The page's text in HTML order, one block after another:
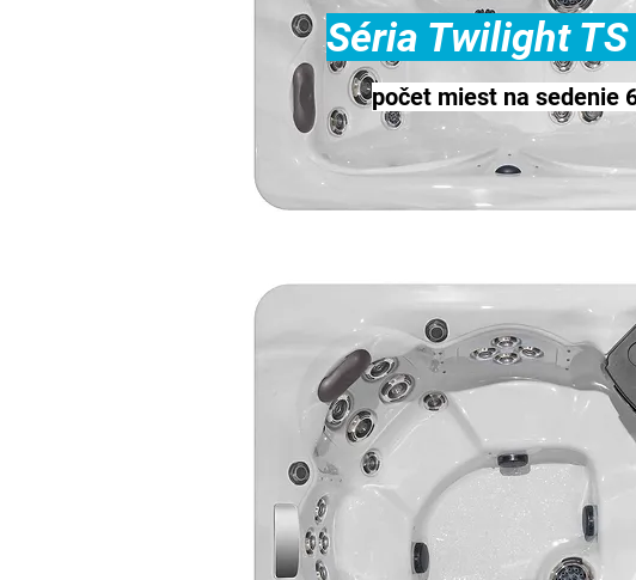
Séria Twilight
počet miest na sedenie